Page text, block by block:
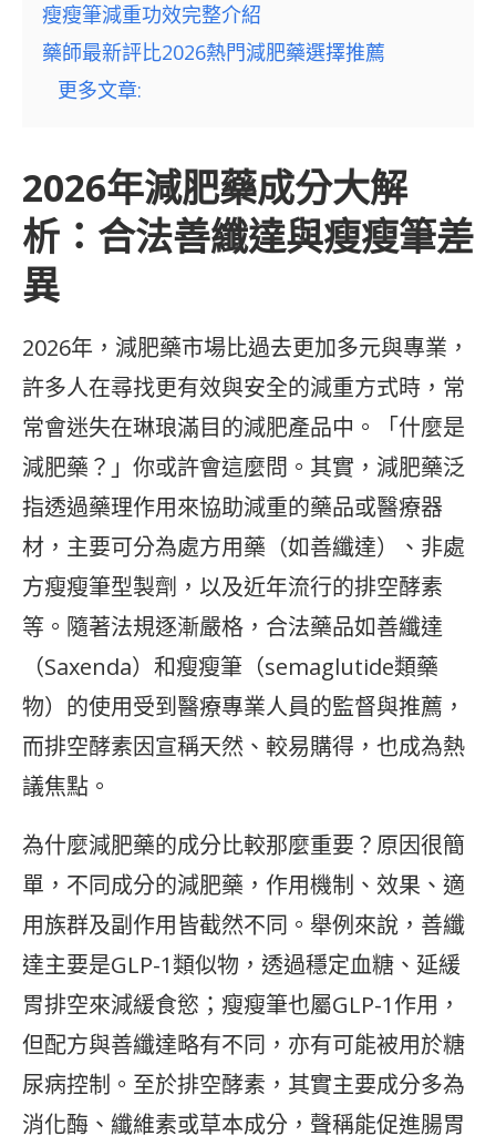
瘦瘦筆減重功效完整介紹
藥師最新評比2026熱門減肥藥選擇推薦
更多文章:
2026年減肥藥成分大解
析：合法善纖達與瘦瘦筆差
異
2026年，減肥藥市場比過去更加多元與專業，
許多人在尋找更有效與安全的減重方式時，常
常會迷失在琳琅滿目的減肥產品中。「什麼是
減肥藥？」你或許會這麼問。其實，減肥藥泛
指透過藥理作用來協助減重的藥品或醫療器
材，主要可分為處方用藥（如善纖達）、非處
方瘦瘦筆型製劑，以及近年流行的排空酵素
等。隨著法規逐漸嚴格，合法藥品如善纖達
（Saxenda）和瘦瘦筆（semaglutide類藥
物）的使用受到醫療專業人員的監督與推薦，
而排空酵素因宣稱天然、較易購得，也成為熱
議焦點。
為什麼減肥藥的成分比較那麼重要？原因很簡
單，不同成分的減肥藥，作用機制、效果、適
用族群及副作用皆截然不同。舉例來說，善纖
達主要是GLP-1類似物，透過穩定血糖、延緩
胃排空來減緩食慾；瘦瘦筆也屬GLP-1作用，
但配方與善纖達略有不同，亦有可能被用於糖
尿病控制。至於排空酵素，其實主要成分多為
消化酶、纖維素或草本成分，聲稱能促進腸胃